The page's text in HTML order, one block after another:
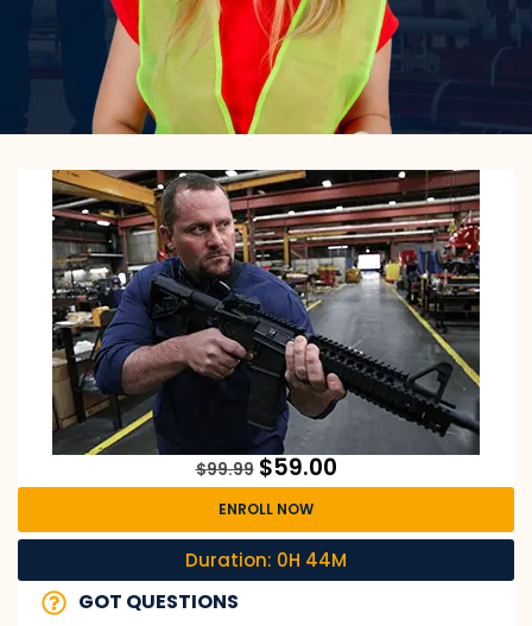
$99.99 $59.00
ENROLL NOW
Duration: 0H 44M
GOT QUESTIONS